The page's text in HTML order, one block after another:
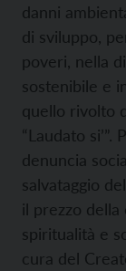
danni
di sviluppo,
poveri, nella
sostenibile e
quello rivolto
“Laudato
denuncia
salvataggio
il prezzo della
spiritualità e
cura del